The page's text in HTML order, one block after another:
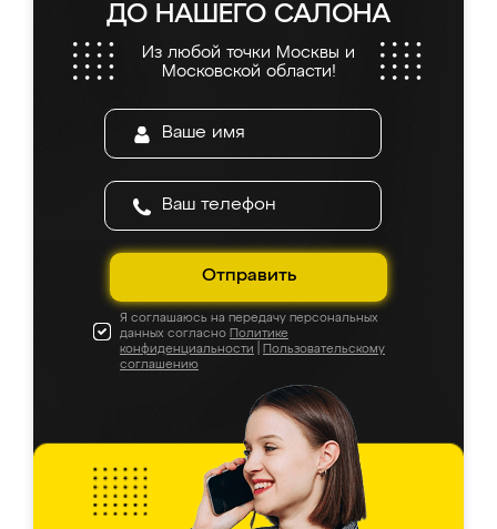
ДО НАШЕГО САЛОНА
Из любой точки Москвы и
Московской области!
Отправить
Я соглашаюсь на передачу персональных
данных согласно Политике
конфиденциальности
Пользовательскому
соглашению